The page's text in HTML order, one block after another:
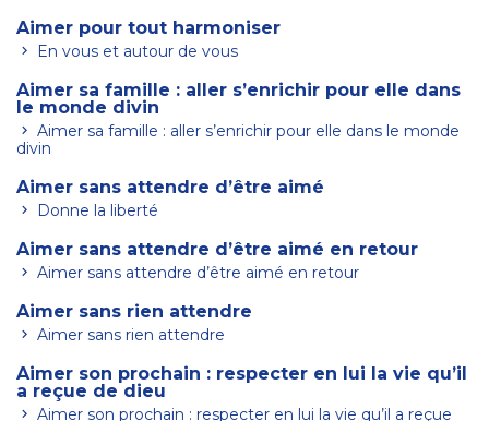
Aimer pour tout harmoniser
En vous et autour de vous
Aimer sa famille : aller s’enrichir pour elle dans
le monde divin
divin
Aimer sans attendre d’être aimé
Donne la liberté
Aimer sans attendre d’être aimé en retour
Aimer sans attendre d’être aimé en retour
Aimer sans rien attendre
Aimer sans rien attendre
Aimer son prochain : respecter en lui la vie qu’il
a reçue de dieu